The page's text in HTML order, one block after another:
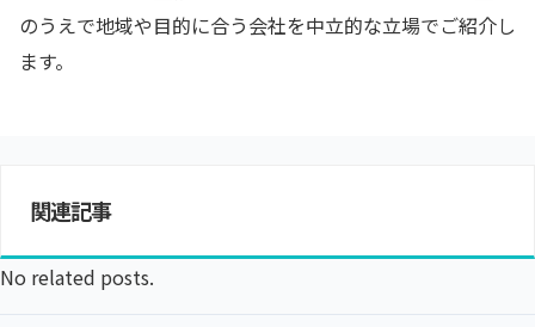
のうえで地域や目的に合う会社を中立的な立場でご紹介し
ます。
関連記事
No related posts.